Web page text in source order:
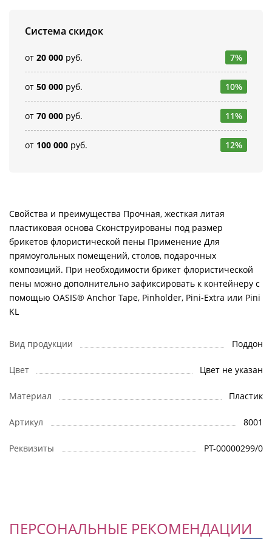
Система скидок
от 20 000 руб. 7%
от 50 000 руб. 10%
от 70 000 руб. 11%
от 100 000 руб. 12%
Свойства и преимущества Прочная, жесткая литая
пластиковая основа Сконструированы под размер
брикетов флористической пены Применение Для
прямоугольных помещений, столов, подарочных
композиций. При необходимости брикет флористической
пены можно дополнительно зафиксировать к контейнеру с
помощью OASIS® Anchor Tape, Pinholder, Pini-Extra или Pini
KL
Вид продукции Поддон
Цвет Цвет не указан
Материал Пластик
Артикул 8001
Реквизиты РТ-00000299/0
ПЕРСОНАЛЬНЫЕ РЕКОМЕНДАЦИИ